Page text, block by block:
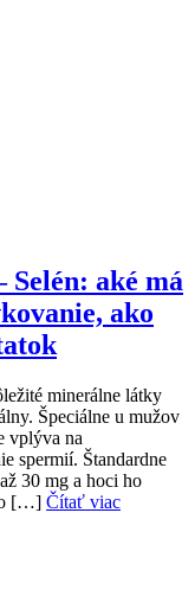
aké má
ako
minerálne látky
Špeciálne u mužov
vplýva na
spermií. Štandardne
30 mg a hoci ho
[…] Čítať viac